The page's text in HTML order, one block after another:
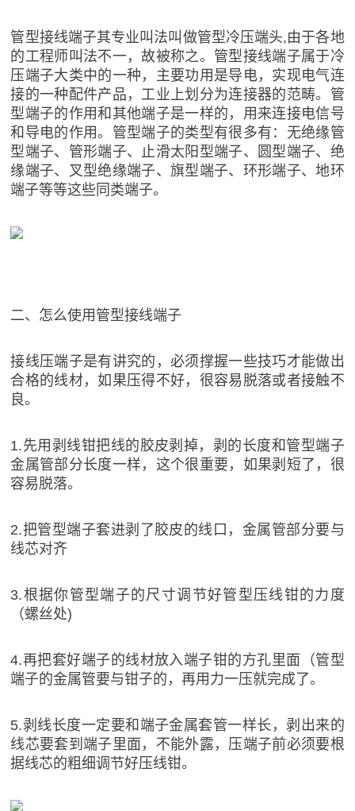
管型接线端子其专业叫法叫做管型冷压端头,由于各地
的工程师叫法不一，故被称之。管型接线端子属于冷
压端子大类中的一种，主要功用是导电，实现电气连
接的一种配件产品，工业上划分为连接器的范畴。管
型端子的作用和其他端子是一样的，用来连接电信号
和导电的作用。管型端子的类型有很多有：无绝缘管
型端子、管形端子、止滑太阳型端子、圆型端子、绝
缘端子、叉型绝缘端子、旗型端子、环形端子、地环
端子等等这些同类端子。
二、怎么使用管型接线端子
接线压端子是有讲究的，必须撑握一些技巧才能做出
合格的线材，如果压得不好，很容易脱落或者接触不
良。
1.先用剥线钳把线的胶皮剥掉，剥的长度和管型端子
金属管部分长度一样，这个很重要，如果剥短了，很
容易脱落。
2.把管型端子套进剥了胶皮的线口，金属管部分要与
线芯对齐
3.根据你管型端子的尺寸调节好管型压线钳的力度
（螺丝处)
4.再把套好端子的线材放入端子钳的方孔里面（管型
端子的金属管要与钳子的，再用力一压就完成了。
5.剥线长度一定要和端子金属套管一样长，剥出来的
线芯要套到端子里面，不能外露，压端子前必须要根
据线芯的粗细调节好压线钳。